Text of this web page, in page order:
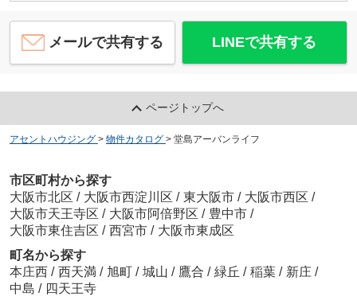
メールで共有する LINEで共有する
ページトップへ
アセントハウジング > 物件カタログ > 堂島アーバンライフ
市区町村から探す
大阪市北区 / 大阪市西淀川区 / 東大阪市 / 大阪市西区 /
大阪市天王寺区 / 大阪市阿倍野区 / 豊中市 /
大阪市東住吉区 / 西宮市 / 大阪市東成区
町名から探す
本庄西 / 西天満 / 旭町 / 城山 / 鷹合 / 緑丘 / 稲葉 / 新庄 /
中島 / 四天王寺